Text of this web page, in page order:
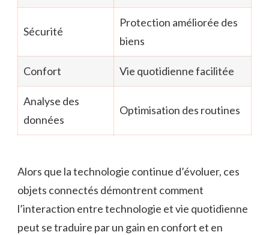
Sécurité
Protection améliorée des
biens
Confort Vie quotidienne facilitée
Analyse des
données
Optimisation des routines
Alors que la technologie continue d’évoluer, ces
objets connectés démontrent comment
l’interaction entre technologie et vie quotidienne
peut se traduire par un gain en confort et en